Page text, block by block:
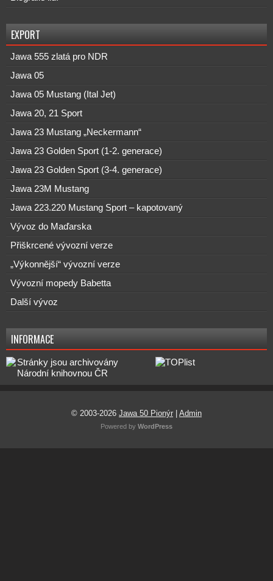
EXPORT
Jawa 555 zlatá pro NDR
Jawa 05
Jawa 05 Mustang (Ital Jet)
Jawa 20, 21 Sport
Jawa 23 Mustang „Neckermann“
Jawa 23 Golden Sport (1-2. generace)
Jawa 23 Golden Sport (3-4. generace)
Jawa 23M Mustang
Jawa 223.220 Mustang Sport – kapotovaný
Vývoz do Maďarska
Přiškrcené vývozní verze
„Výkonnější“ vývozní verze
Vývozní mopedy Babetta
Další vývoz
INFORMACE
© 2003-2026 Jawa 50 Pionýr Admin
Powered by WordPress